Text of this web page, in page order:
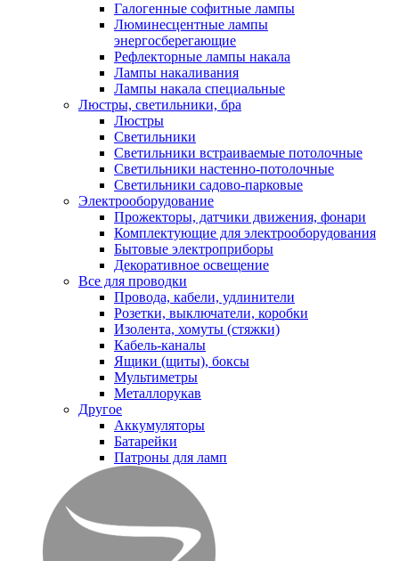
Галогенные софитные лампы
Люминесцентные лампы
энергосберегающие
Рефлекторные лампы накала
Лампы накаливания
Лампы накала специальные
Люстры, светильники, бра
Люстры
Светильники
Светильники встраиваемые потолочные
Светильники настенно-потолочные
Светильники садово-парковые
Электрооборудование
Прожекторы, датчики движения, фонари
Комплектующие для электрооборудования
Бытовые электроприборы
Декоративное освещение
Все для проводки
Провода, кабели, удлинители
Розетки, выключатели, коробки
Изолента, хомуты (стяжки)
Кабель-каналы
Ящики (щиты), боксы
Мультиметры
Металлорукав
Другое
Аккумуляторы
Батарейки
Патроны для ламп